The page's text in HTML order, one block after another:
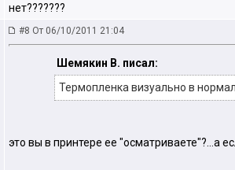
нет???????
#8 От 06/10/2011 21:04
Шемякин В. писал:
Термопленка визуально в
это вы в принтере ее "осматриваете"?...а